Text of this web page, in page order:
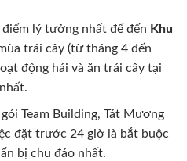
lý tưởng nhất để đến Khu
trái cây (từ tháng 4 đến
động hái và ăn trái cây tại
Team Building, Tát Mương
đặt trước 24 giờ là bắt buộc
bị chu đáo nhất.